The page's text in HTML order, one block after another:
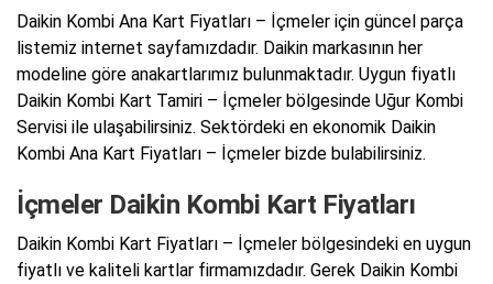
Daikin Kombi Ana Kart Fiyatları – İçmeler için güncel parça
listemiz internet sayfamızdadır. Daikin markasının her
modeline göre anakartlarımız bulunmaktadır. Uygun fiyatlı
Daikin Kombi Kart Tamiri – İçmeler bölgesinde Uğur Kombi
Servisi ile ulaşabilirsiniz. Sektördeki en ekonomik Daikin
Kombi Ana Kart Fiyatları – İçmeler bizde bulabilirsiniz.
İçmeler Daikin Kombi Kart Fiyatları
Daikin Kombi Kart Fiyatları – İçmeler bölgesindeki en uygun
fiyatlı ve kaliteli kartlar firmamızdadır. Gerek Daikin Kombi